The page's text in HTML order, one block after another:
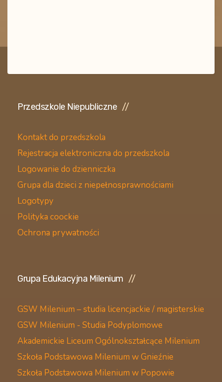
Przedszkole Niepubliczne
Kontakt do przedszkola
Rejestracja elektroniczna do przedszkola
Logowanie do dzienniczka
Grupa dla dzieci z niepełnosprawnościami
Logotypy
Polityka coockie
Ochrona prywatności
Grupa Edukacyjna Milenium
GSW Milenium – studia licencjackie / magisterskie
GSW Milenium - Studia Podyplomowe
Akademickie Liceum Ogólnokształcące Milenium
Szkoła Podstawowa Milenium w Gnieźnie
Szkoła Podstawowa Milenium w Popowie